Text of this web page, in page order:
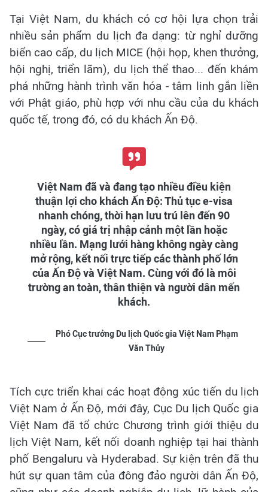
Tại Việt Nam, du khách có cơ hội lựa chọn trải
nhiều sản phẩm du lịch đa dạng: từ nghỉ dưỡng
biển cao cấp, du lịch MICE (hội họp, khen thưởng,
hội nghị, triển lãm), du lịch thể thao... đến khám
phá những hành trình văn hóa - tâm linh gắn liền
với Phật giáo, phù hợp với nhu cầu của du khách
quốc tế, trong đó, có du khách Ấn Độ.
Việt Nam đã và đang tạo nhiều điều kiện
thuận lợi cho khách Ấn Độ: Thủ tục e-visa
nhanh chóng, thời hạn lưu trú lên đến 90
ngày, có giá trị nhập cảnh một lần hoặc
nhiều lần. Mạng lưới hàng không ngày càng
mở rộng, kết nối trực tiếp các thành phố lớn
của Ấn Độ và Việt Nam. Cùng với đó là môi
trường an toàn, thân thiện và người dân mến
khách.
Phó Cục trưởng Du lịch Quốc gia Việt Nam Phạm
Văn Thủy
Tích cực triển khai các hoạt động xúc tiến du lịch
Việt Nam ở Ấn Độ, mới đây, Cục Du lịch Quốc gia
Việt Nam đã tổ chức Chương trình giới thiệu du
lịch Việt Nam, kết nối doanh nghiệp tại hai thành
phố Bengaluru và Hyderabad. Sự kiện trên đã thu
hút sự quan tâm của đông đảo người dân Ấn Độ,